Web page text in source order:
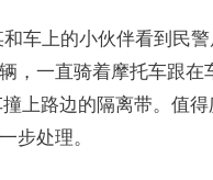
车上的小伙伴看到民
，一直骑着摩托车跟在
上路边的隔离带。值
步处理。